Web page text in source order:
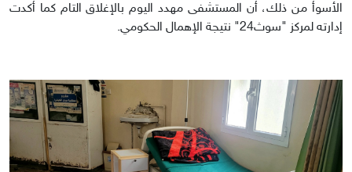
الأسوأ من ذلك، أن المستشفى مهدد اليوم بالإغلاق التام كما أكدت
إدارته لمركز "سوث24" نتيجة الإهمال الحكومي.